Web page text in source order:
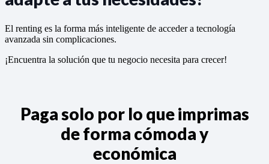
El renting es la forma más inteligente de acceder a tecnología
avanzada sin complicaciones.
¡Encuentra la solución que tu negocio necesita para crecer!
Paga solo por lo que imprimas
de forma cómoda y
económica